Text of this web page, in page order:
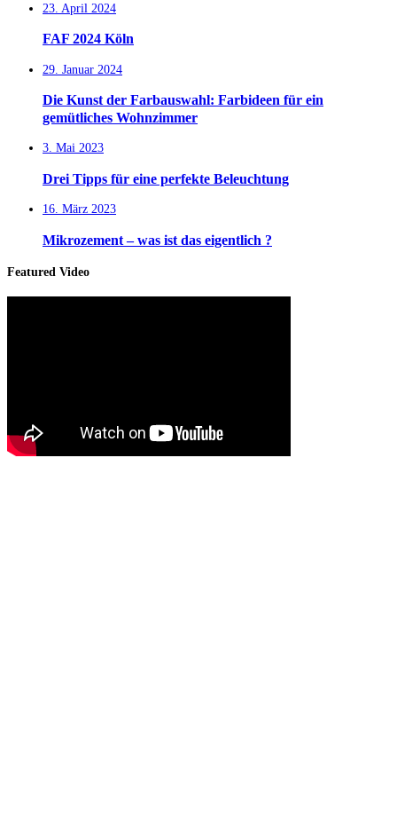
23. April 2024
FAF 2024 Köln
29. Januar 2024
Die Kunst der Farbauswahl: Farbideen für ein
gemütliches Wohnzimmer
3. Mai 2023
Drei Tipps für eine perfekte Beleuchtung
16. März 2023
Mikrozement – was ist das eigentlich ?
Featured Video